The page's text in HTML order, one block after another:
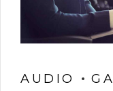
AUDIO